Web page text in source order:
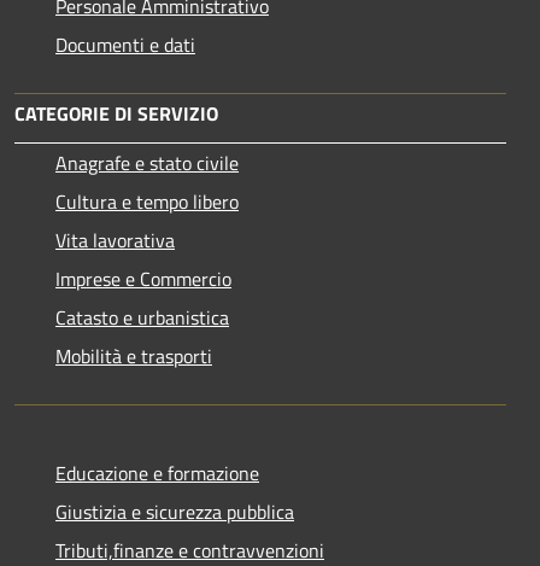
Documenti e dati
CATEGORIE DI SERVIZIO
Anagrafe e stato civile
Cultura e tempo libero
Vita lavorativa
Imprese e Commercio
Catasto e urbanistica
Mobilità e trasporti
Educazione e formazione
Giustizia e sicurezza pubblica
Tributi,finanze e contravvenzioni